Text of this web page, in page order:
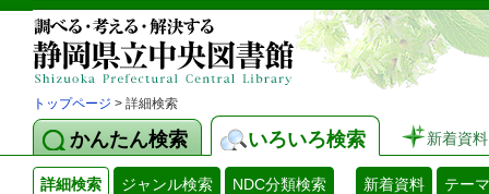
トップページ > 詳細検索
かんたん検索 いろいろ検索 新着資料
詳細検索 ジャンル検索 NDC分類検索 新着資料 テー